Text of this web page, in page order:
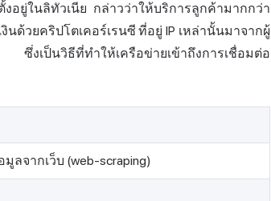
ยู่ในลิทัวเนีย กล่าวว่าให้บริการลูกค้ามากกว่า
นด้วยคริปโตเคอร์เรนซีที่อยู่ IP เหล่านั้นมาจากผู้
งเป็นวิธีที่ทำให้เครือข่ายเข้าถึงการเชื่อมต่อ
จากเว็บ (web-scraping)